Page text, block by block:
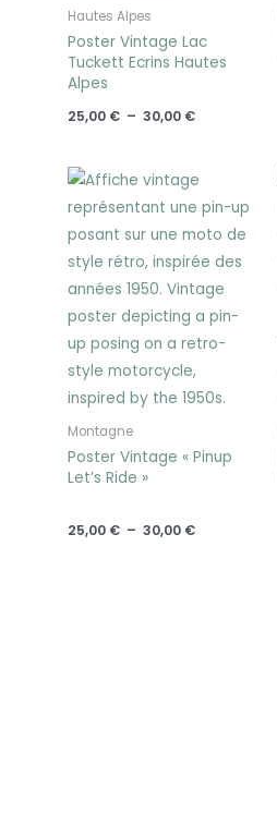
Hautes Alpes
Poster Vintage Lac
Tuckett Ecrins Hautes
Alpes
25,00 € – 30,00 €
Montagne
Poster Vintage « Pinup
Let’s Ride »
25,00 € – 30,00 €
Plage
de
prix :
25,00 €
à
30,00 €